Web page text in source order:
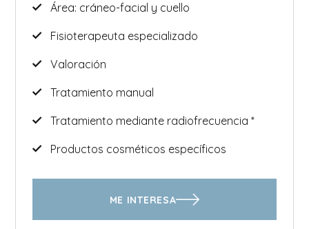
Área: cráneo-facial y cuello
Fisioterapeuta especializado
Valoración
Tratamiento manual
Tratamiento mediante radiofrecuencia *
Productos cosméticos específicos
ME INTERESA